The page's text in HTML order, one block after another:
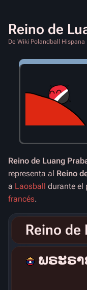
Reino de
De Wiki Polandball Hispana
Reino de Luang
representa al Reino
a Laosball durante el
francés.
Reino de
ພຣະຣ